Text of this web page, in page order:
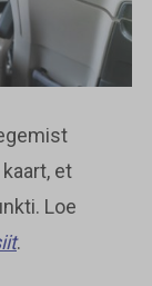
et
Loe
.